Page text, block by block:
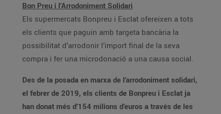
Bon Preu i l’Arrodoniment Solidari
Els supermercats Bonpreu i Esclat ofereixen a tots
els clients que paguin amb targeta bancària la
possibilitat d’arrodonir l’import final de la seva
compra i fer una microdonació a una causa social.
Des de la posada en marxa de l’arrodoniment solidari,
el febrer de 2019, els clients de Bonpreu i Esclat ja
han donat més d’154 milions d’euros a través de les